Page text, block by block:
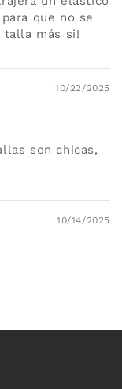
que no se
talla más si!
10/22/2025
son chicas,
10/14/2025